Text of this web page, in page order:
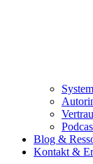
Blog &
Kontakt &